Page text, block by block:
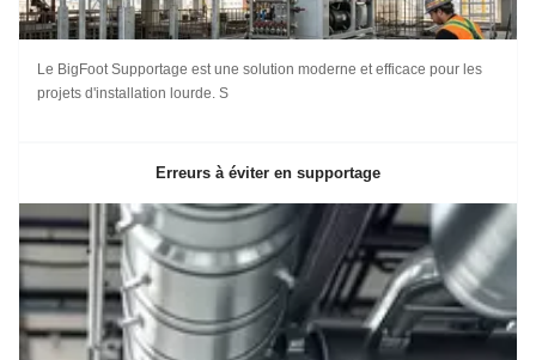
Le BigFoot Supportage est une solution moderne et efficace pour les
projets d'installation lourde. S
Erreurs à éviter en supportage